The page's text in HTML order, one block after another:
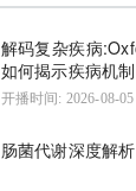
解码复杂疾病
如何揭示疾病机制
开播时间: 2026-08-05
肠菌代谢深度解